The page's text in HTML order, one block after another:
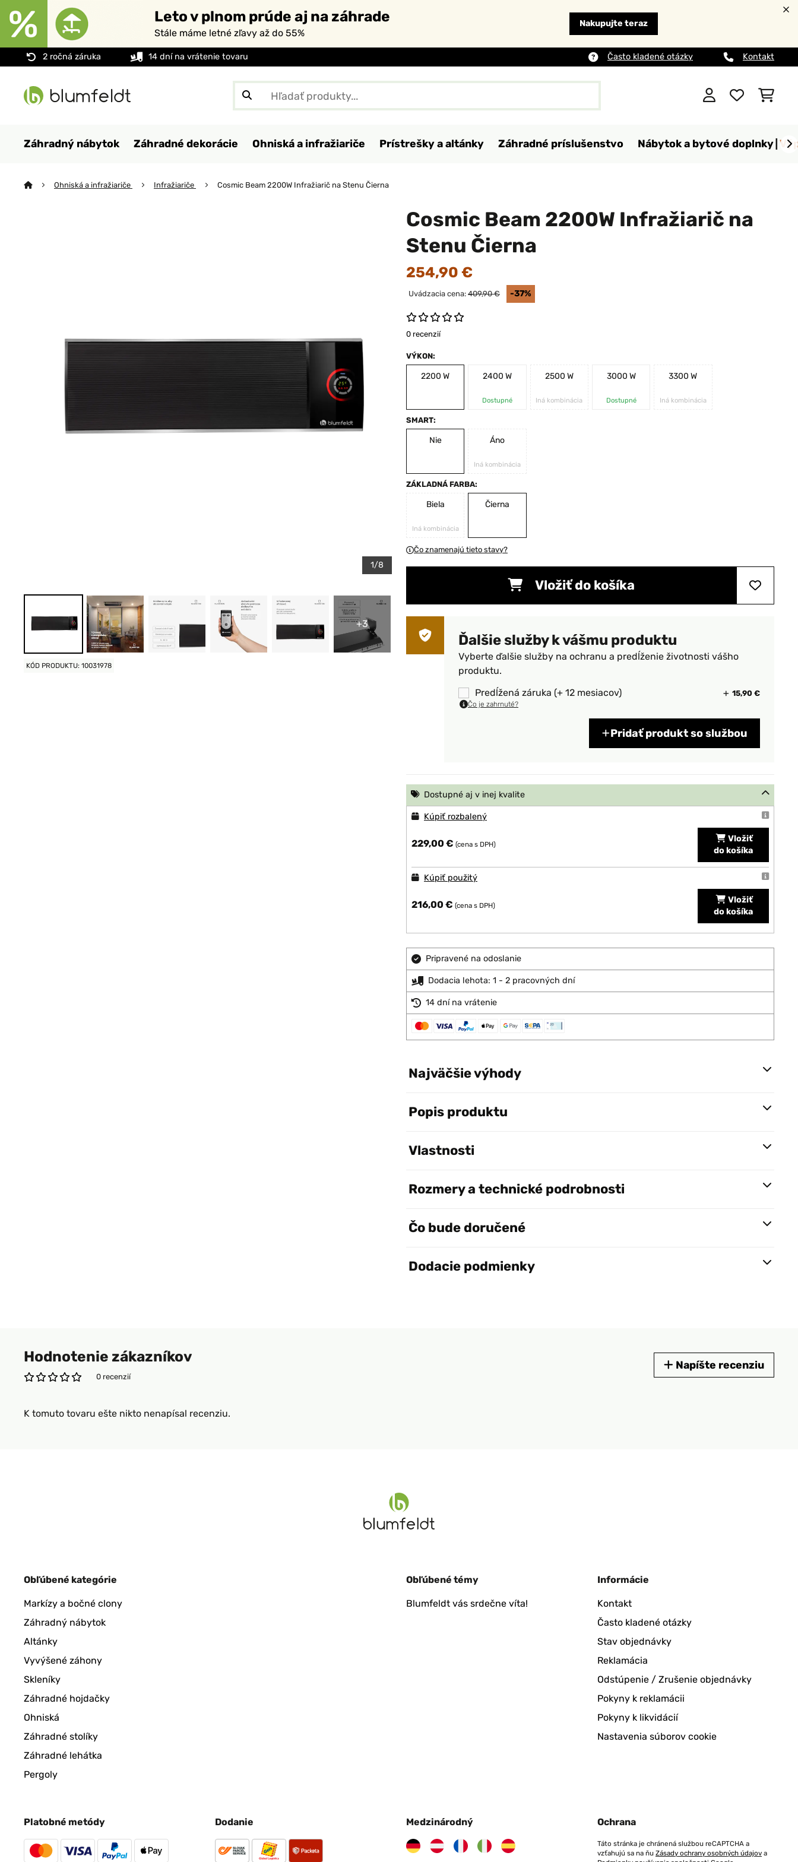
Leto v plnom prúde aj na záhrade
Stále máme letné zľavy až do 55%
Nakupujte teraz
2 ročná záruka 14 dní na vrátenie tovaru Často kladené otázky Kontakt
Záhradný nábytok Záhradné dekorácie Ohniská a infražiariče Prístrešky a altánky Záhradné príslušenstvo Nábytok a bytové doplnky
Ohniská a infražiariče Infražiariče Cosmic Beam 2200W Infražiarič na Stenu Čierna
1/8
+3
KÓD PRODUKTU: 10031978
Cosmic Beam 2200W Infražiarič na
Stenu Čierna
254,90 €
Uvádzacia cena: 409,90 € -37%
0 recenzií
VÝKON:
2200 W 2400 W
Dostupné
2500 W
Iná kombinácia
3000 W
Dostupné
3300 W
Iná kombinácia
SMART:
Nie Áno
Iná kombinácia
ZÁKLADNÁ FARBA:
Biela
Iná kombinácia
Čierna
Čo znamenajú tieto stavy?
Vložiť do košíka
Ďalšie služby k vášmu produktu
Vyberte ďalšie služby na ochranu a predĺženie životnosti vášho
produktu.
Predĺžená záruka (+ 12 mesiacov)
15,90 €
Čo je zahrnuté?
Pridať produkt so službou
Dostupné aj v inej kvalite
Kúpiť rozbalený
229,00 € (cena s DPH)
Vložiť
do košíka
Kúpiť použitý
216,00 € (cena s DPH)
Vložiť
do košíka
Pripravené na odoslanie
Dodacia lehota: 1 - 2 pracovných dní
14 dní na vrátenie
Najväčšie výhody
Popis produktu
Vlastnosti
Rozmery a technické podrobnosti
Čo bude doručené
Dodacie podmienky
Hodnotenie zákazníkov
0 recenzií
Napíšte recenziu
K tomuto tovaru ešte nikto nenapísal recenziu.
Obľúbené kategórie
Markízy a bočné clony
Záhradný nábytok
Altánky
Vyvýšené záhony
Skleníky
Záhradné hojdačky
Ohniská
Záhradné stolíky
Záhradné lehátka
Pergoly
Obľúbené témy
Blumfeldt vás srdečne víta!
Informácie
Kontakt
Často kladené otázky
Stav objednávky
Reklamácia
Odstúpenie / Zrušenie objednávky
Pokyny k reklamácii
Pokyny k likvidácií
Nastavenia súborov cookie
Platobné metódy Dodanie Medzinárodný Ochrana
Táto stránka je chránená službou reCAPTCHA a
vzťahujú sa na ňu Zásady ochrany osobných údajov a